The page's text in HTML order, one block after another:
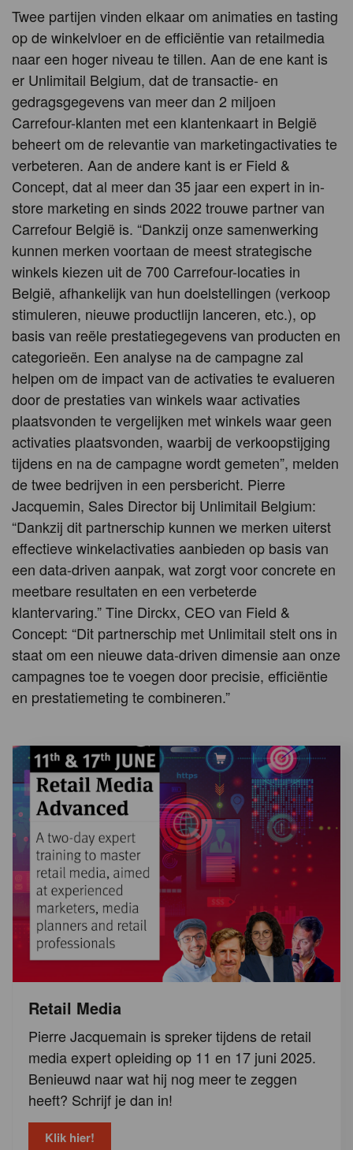
Twee partijen vinden elkaar om animaties en tasting
op de winkelvloer en de efficiëntie van retailmedia
naar een hoger niveau te tillen. Aan de ene kant is
er Unlimitail Belgium, dat de transactie- en
gedragsgegevens van meer dan 2 miljoen
Carrefour-klanten met een klantenkaart in België
beheert om de relevantie van marketingactivaties te
verbeteren. Aan de andere kant is er Field &
Concept, dat al meer dan 35 jaar een expert in in-
store marketing en sinds 2022 trouwe partner van
Carrefour België is. “Dankzij onze samenwerking
kunnen merken voortaan de meest strategische
winkels kiezen uit de 700 Carrefour-locaties in
België, afhankelijk van hun doelstellingen (verkoop
stimuleren, nieuwe productlijn lanceren, etc.), op
basis van reële prestatiegegevens van producten en
categorieën. Een analyse na de campagne zal
helpen om de impact van de activaties te evalueren
door de prestaties van winkels waar activaties
plaatsvonden te vergelijken met winkels waar geen
activaties plaatsvonden, waarbij de verkoopstijging
tijdens en na de campagne wordt gemeten”, melden
de twee bedrijven in een persbericht. Pierre
Jacquemin, Sales Director bij Unlimitail Belgium:
“Dankzij dit partnerschip kunnen we merken uiterst
effectieve winkelactivaties aanbieden op basis van
een data-driven aanpak, wat zorgt voor concrete en
meetbare resultaten en een verbeterde
klantervaring.” Tine Dirckx, CEO van Field &
Concept: “Dit partnerschip met Unlimitail stelt ons in
staat om een nieuwe data-driven dimensie aan onze
campagnes toe te voegen door precisie, efficiëntie
en prestatiemeting te combineren.”
Retail Media
Pierre Jacquemain is spreker tijdens de retail
media expert opleiding op 11 en 17 juni 2025.
Benieuwd naar wat hij nog meer te zeggen
heeft? Schrijf je dan in!
Klik hier!